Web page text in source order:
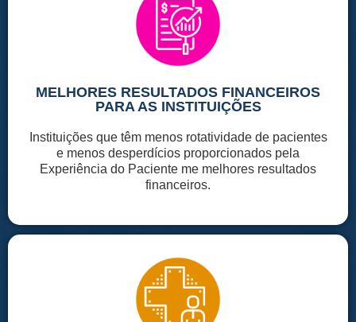
MELHORES RESULTADOS FINANCEIROS
PARA AS INSTITUIÇÕES
Instituições que têm menos rotatividade de pacientes
e menos desperdícios proporcionados pela
Experiência do Paciente me melhores resultados
financeiros.